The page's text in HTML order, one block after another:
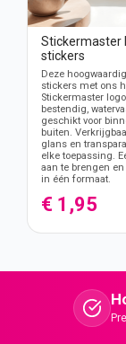
Stickermaster
stickers
Deze
stickers met ons
Stickermaster
bestendig,
geschikt voor
buiten.
glans en
elke toepassing.
aan te brengen en
in één formaat.
€ 1,95